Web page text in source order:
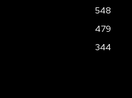
548
479
344